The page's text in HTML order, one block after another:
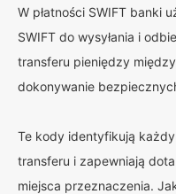
W płatności SWIFT banki
SWIFT do wysyłania i
transferu pieniędzy
dokonywanie
Te kody identyfikują
transferu i zapewniają
miejsca przeznaczenia.